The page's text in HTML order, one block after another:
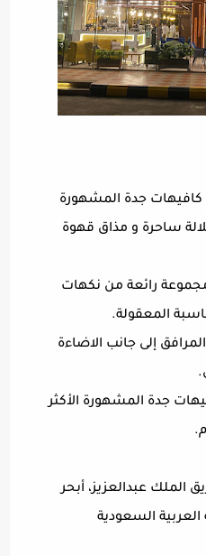
كافيهات جدة المشهورة
ساحرة و مذاق قهوة
رائعة من نكهات
المعقولة.
إلى جانب الاضاءة
جدة المشهورة الأكثر
الملك عبدالعزيز، أبحر